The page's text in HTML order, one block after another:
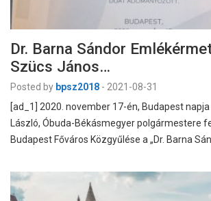
Dr. Barna Sándor
Szücs János…
Posted by bpsz2018 - 2021-08-31
[ad_1] 2020. november 17-én, Budapest
László, Óbuda-Békásmegyer polgármestere
Budapest Főváros Közgyűlése a „Dr. Barna